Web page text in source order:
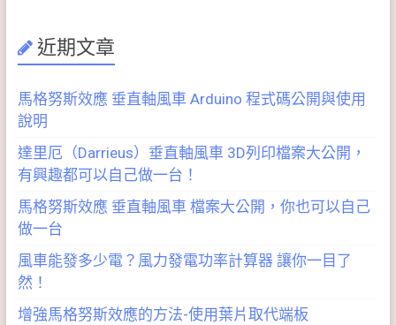
近期文章
馬格努斯效應 垂直軸風車 Arduino 程式碼公開與使用
說明
達里厄（Darrieus）垂直軸風車 3D列印檔案大公開，
有興趣都可以自己做一台！
馬格努斯效應 垂直軸風車 檔案大公開，你也可以自己
做一台
風車能發多少電？風力發電功率計算器 讓你一目了
然！
增強馬格努斯效應的方法-使用葉片取代端板